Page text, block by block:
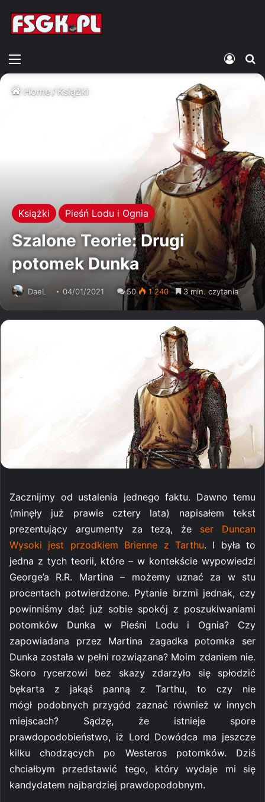
Home/Książki
Książki Pieśń Lodu i Ognia
Szalone Teorie: Drugi
potomek Dunka
DaeL 04/01/2021 50 1 240 3 min. czytania
Zacznijmy od ustalenia jednego faktu. Dawno temu
(minęły już prawie cztery lata) napisałem tekst
prezentujący argumenty za tezą, że ser Duncan
Wysoki jest przodkiem Brienne z Tarthu. I była to
jedna z tych teorii, które – w kontekście wypowiedzi
George’a R.R. Martina – możemy uznać za w stu
procentach potwierdzone. Pytanie brzmi jednak, czy
powinniśmy dać już sobie spokój z poszukiwaniami
potomków Dunka w Pieśni Lodu i Ognia? Czy
zapowiadana przez Martina zagadka potomka ser
Dunka została w pełni rozwiązana? Moim zdaniem nie.
Skoro rycerzowi bez skazy zdarzyło się spłodzić
bękarta z jakąś panną z Tarthu, to czy nie
mógł podobnych przygód zaznać również w innych
miejscach? Sądzę, że istnieje spore
prawdopodobieństwo, iż Lord Dowódca ma jeszcze
kilku chodzących po Westeros potomków. Dziś
chciałbym przedstawić tego, który wydaje mi się
kandydatem najbardziej prawdopodobnym.